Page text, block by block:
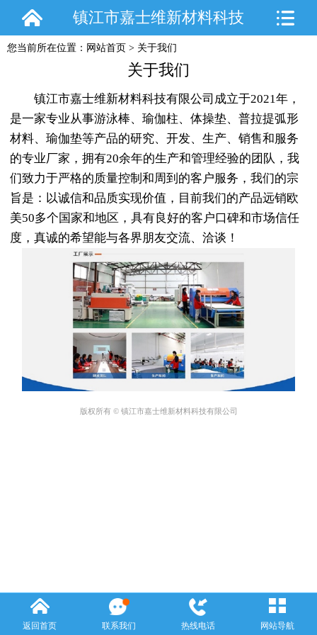
镇江市嘉士维新材料科技
有限公司
您当前所在位置： 网站首页 > 关于我们
关于我们
镇江市嘉士维新材料科技有限公司成立于2021年，
是一家专业从事游泳棒、瑜伽柱、体操垫、普拉提弧形
材料、瑜伽垫等产品的研究、开发、生产、销售和服务
的专业厂家，拥有20余年的生产和管理经验的团队，我
们致力于严格的质量控制和周到的客户服务，我们的宗
旨是：以诚信和品质实现价值，目前我们的产品远销欧
美50多个国家和地区，具有良好的客户口碑和市场信任
度，真诚的希望能与各界朋友交流、洽谈！
版权所有 © 镇江市嘉士维新材料科技有限公司
返回首页 联系我们 热线电话 网站导航